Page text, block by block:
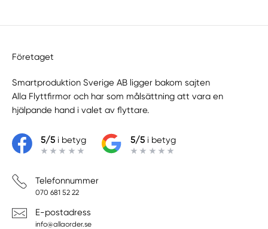
Företaget
Smartproduktion Sverige AB ligger bakom sajten
Alla Flyttfirmor och har som målsättning att vara en
hjälpande hand i valet av flyttare.
5/5i betyg 5/5i betyg
Telefonnummer
070 681 52 22
E-postadress
info@allaorder.se